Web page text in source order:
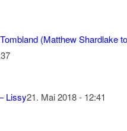
(Matthew Shardlake
Lissy21. Mai 2018 - 12:41